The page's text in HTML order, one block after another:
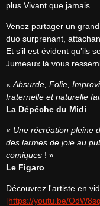
plus Vivant que jamais.
Venez partager un
duo surprenant,
Et s’il est évident qu’ils
Jumeaux là vous
« Absurde, Folie,
fraternelle et naturelle
La Dépêche du Midi
« Une récréation pleine
des larmes de joie au
comiques
Le Figaro
[https://youtu.be/